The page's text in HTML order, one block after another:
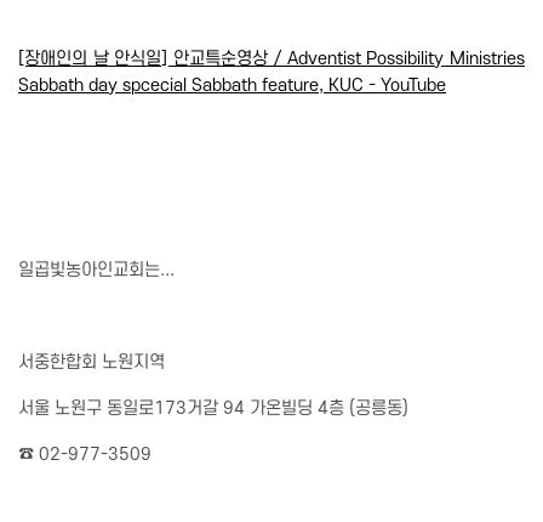
[장애인의 날 안식일] 안교특순영상 / Adventist Possibility Ministries
Sabbath day spcecial Sabbath feature, KUC - YouTube
일곱빛농아인교회는...
서중한합회 노원지역
서울 노원구 동일로173거갈 94 가온빌딩 4층 (공릉동)
☎ 02-977-3509